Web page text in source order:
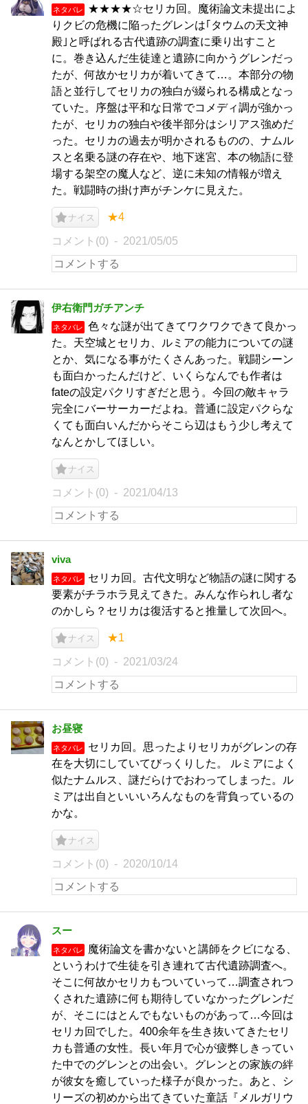
ネタバレ
★★★★☆セリカ回。魔術論文未提出によ
りクビの危機に陥ったグレンは｢タウムの天文神
殿｣と呼ばれる古代遺跡の調査に乗り出すこと
に。巻き込んだ生徒達と遺跡に向かうグレンだっ
たが、何故かセリカが着いてきて…。本部分の物
語と並行してセリカの独白が綴られる構成となっ
ていた。序盤は平和な日常でコメディ調が強かっ
たが、セリカの独白や後半部分はシリアス強めだ
った。セリカの過去が明かされるものの、ナムル
スと名乗る謎の存在や、地下迷宮、本の物語に登
場する架空の魔人など、逆に未知の情報が増え
た。戦闘時の掛け声がチンケに見えた。
ナイス ★4
コメント(0) 2021/05/05
伊右衛門ガチアンチ
ネタバレ
色々な謎が出てきてワクワクできて良かっ
た。天空城とセリカ、ルミアの能力についての謎
とか、気になる事がたくさんあった。戦闘シーン
も面白かったんだけど、いくらなんでも作者は
fateの設定パクリすぎだと思う。今回の敵キャラ
完全にバーサーカーだよね。普通に設定パクらな
くても面白いんだからそこら辺はもう少し考えて
なんとかしてほしい。
ナイス
コメント(0) 2021/04/13
viva
ネタバレ
セリカ回。古代文明など物語の謎に関する
要素がチラホラ見えてきた。みんな作られし者な
のかしら？セリカは復活すると推量して次回へ。
ナイス ★1
コメント(0) 2021/03/24
お昼寝
ネタバレ
セリカ回。思ったよりセリカがグレンの存
在を大切にしていてびっくりした。 ルミアによく
似たナムルス、謎だらけでおわってしまった。ル
ミアは出自といいいろんなものを背負っているの
かな。
ナイス
コメント(0) 2020/10/14
スー
ネタバレ
魔術論文を書かないと講師をクビになる、
というわけで生徒を引き連れて古代遺跡調査へ。
そこに何故かセリカもついていって…調査されつ
くされた遺跡に何も期待していなかったグレンだ
が、そこにはとんでもないものがあって…今回は
セリカ回でした。400余年を生き抜いてきたセリ
カも普通の女性。長い年月で心が疲弊しきってい
た中でのグレンとの出会い。グレンとの家族の絆
が彼女を癒していった様子が良かった。あと、シ
リーズの初めから出てきていた童話『メルガリウ